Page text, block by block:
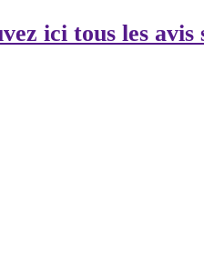
ici tous les